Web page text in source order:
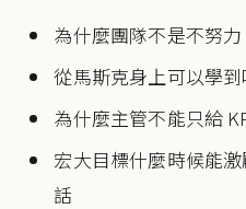
為什麼團隊不是不努
從馬斯克身上可以學
為什麼主管不能只給
宏大目標什麼時候能
話